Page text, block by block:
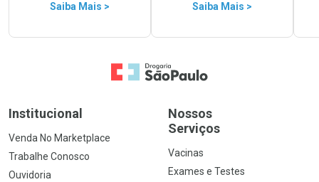
Saiba Mais > Saiba Mais >
Ir para a Home
Institucional
Venda No Marketplace
Trabalhe Conosco
Ouvidoria
Nossos
Serviços
Vacinas
Exames e Testes